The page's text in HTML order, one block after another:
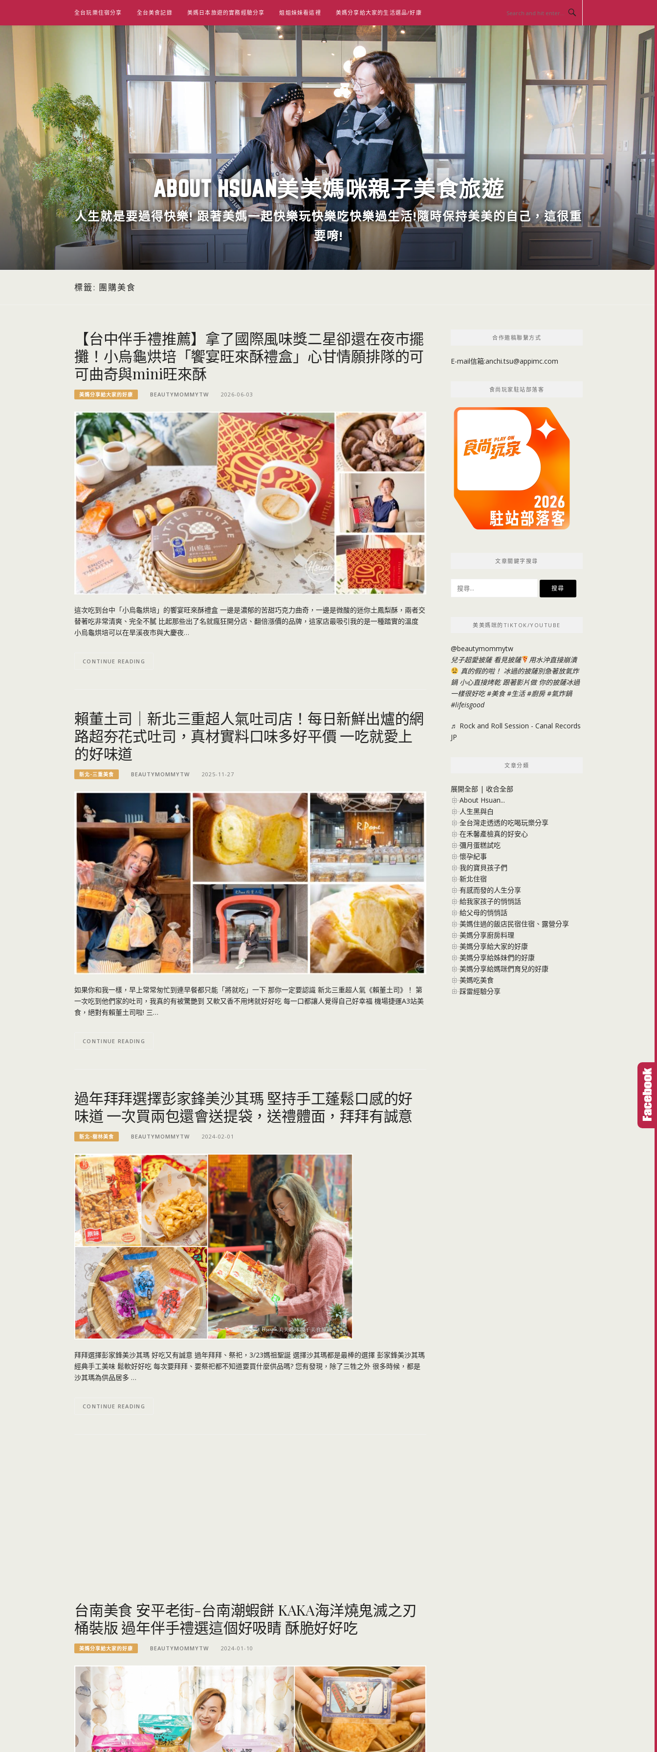
content
全台玩樂住宿分享 全台美食記錄 美媽日本旅遊的實務經驗分享 姐姐妹妹看這裡 美媽分享給大家的生活選品/好康
ABOUT HSUAN美美媽咪親子美食旅遊
人生就是要過得快樂! 跟著美媽一起快樂玩快樂吃快樂過生活!隨時保持美美的自己，這很重
要唷!
標籤: 團購美食
【台中伴手禮推薦】拿了國際風味獎二星卻還在夜市擺
攤！小烏龜烘培「饗宴旺來酥禮盒」心甘情願排隊的可
可曲奇與mini旺來酥
美媽分享給大家的好康 BEAUTYMOMMYTW 2026-06-03
這次吃到台中「小烏龜烘培」的饗宴旺來酥禮盒 一邊是濃郁的苦甜巧克力曲奇，一邊是微酸的迷你土鳳梨酥，兩者交
替著吃非常清爽、完全不膩 比起那些出了名就瘋狂開分店、翻倍漲價的品牌，這家店最吸引我的是一種踏實的溫度
小烏龜烘培可以在旱溪夜市與大慶夜…
CONTINUE READING
賴董土司｜新北三重超人氣吐司店！每日新鮮出爐的網
路超夯花式吐司，真材實料口味多好平價 一吃就愛上
的好味道
新北-三重美食 BEAUTYMOMMYTW 2025-11-27
如果你和我一樣，早上常常匆忙到連早餐都只能「將就吃」一下 那你一定要認識 新北三重超人氣《賴董土司》！ 第
一次吃到他們家的吐司，我真的有被驚艷到 又軟又香不用烤就好好吃 每一口都讓人覺得自己好幸福 機場捷運A3站美
食，絕對有賴董土司啦! 三…
CONTINUE READING
過年拜拜選擇彭家鋒美沙其瑪 堅持手工蓬鬆口感的好
味道 一次買兩包還會送提袋，送禮體面，拜拜有誠意
新北-樹林美食 BEAUTYMOMMYTW 2024-02-01
拜拜選擇彭家鋒美沙其瑪 好吃又有誠意 過年拜拜、祭祀，3/23媽祖聖誕 選擇沙其瑪都是最棒的選擇 彭家鋒美沙其瑪
經典手工美味 鬆軟好好吃 每次要拜拜、要祭祀都不知道要買什麼供品嗎? 您有發現，除了三牲之外 很多時候，都是
沙其瑪為供品居多 …
CONTINUE READING
台南美食 安平老街-台南潮蝦餅 KAKA海洋燒鬼滅之刃
桶裝版 過年伴手禮選這個好吸睛 酥脆好好吃
美媽分享給大家的好康 BEAUTYMOMMYTW 2024-01-10
合作邀稿聯繫方式
E-mail信箱:anchi.tsu@appimc.com
食尚玩家駐站部落客
文章關鍵字搜尋
尋
美美媽咪的TIKTOK/YOUTUBE
@beautymommytw
兒子超愛披薩 看見披薩
用水沖直接崩潰
真的假的啦！ 冰過的披薩別急著放氣炸
鍋 小心直接烤乾 跟著影片做 你的披薩冰過
一樣很好吃#美食 #生活 #廚房 #氣炸鍋
#lifeisgood
♬ Rock and Roll Session - Canal Records
JP
文章分類
展開全部 | 收合全部
About Hsuan...
人生黑與白
全台灣走透透的吃喝玩樂分享
在禾馨產檢真的好安心
彌月蛋糕試吃
懷孕紀事
我的寶貝孩子們
新北住宿
有感而發的人生分享
給我家孩子的悄悄話
給父母的悄悄話
美媽住過的飯店民宿住宿、露營分享
美媽分享廚房料理
美媽分享給大家的好康
美媽分享給姊妹們的好康
美媽分享給媽咪們育兒的好康
美媽吃美食
踩雷經驗分享